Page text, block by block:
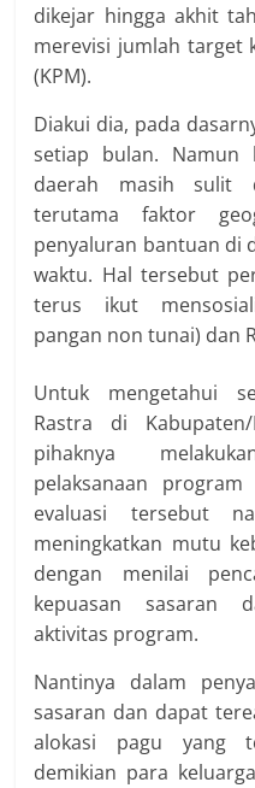
dikejar hingga akhit
merevisi jumlah target
(KPM).
Diakui dia, pada
setiap bulan. Namun
daerah masih sulit
terutama faktor
penyaluran bantuan di
waktu. Hal tersebut
terus ikut
pangan non tunai) dan
Untuk mengetahui
Rastra di
pihaknya
pelaksanaan
evaluasi tersebut
meningkatkan mutu
dengan menilai
kepuasan sasaran
aktivitas program.
Nantinya dalam
sasaran dan dapat
alokasi pagu yang
demikian para